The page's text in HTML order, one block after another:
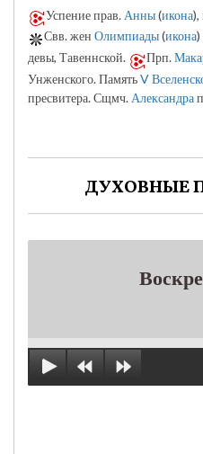
Успение прав. Анны(икона),
Свв. жен Олимпиады(икона)
девы, Тавеннской.
Прп.
Унженского. ПамятьV
пресвитера. Сщмч. Александра
ДУХОВНЫЕ